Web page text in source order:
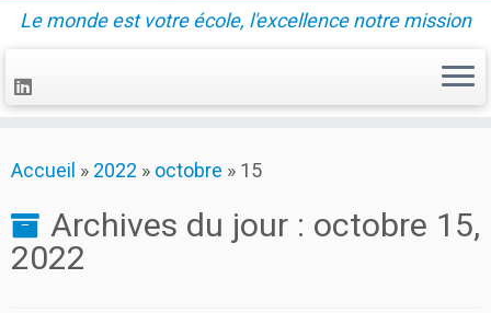
to
Le monde est votre école, l'excellence notre mission
Accueil » 2022 » octobre » 15
Archives du jour : octobre 15,
2022